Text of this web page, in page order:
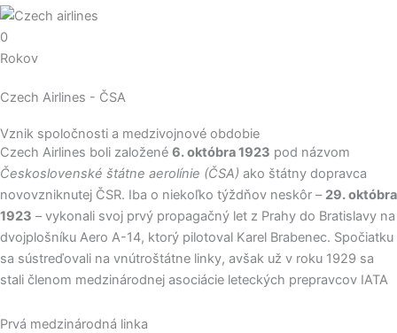
0
Rokov
Czech Airlines - ČSA
Vznik spoločnosti a medzivojnové obdobie
Czech Airlines boli založené 6. októbra 1923 pod názvom
Československé štátne aerolínie (ČSA) ako štátny dopravca
novovzniknutej ČSR. Iba o niekoľko týždňov neskôr – 29. októbra
1923 – vykonali svoj prvý propagačný let z Prahy do Bratislavy na
dvojplošníku Aero A-14, ktorý pilotoval Karel Brabenec. Spočiatku
sa sústreďovali na vnútroštátne linky, avšak už v roku 1929 sa
stali členom medzinárodnej asociácie leteckých prepravcov IATA
Prvá medzinárodná linka